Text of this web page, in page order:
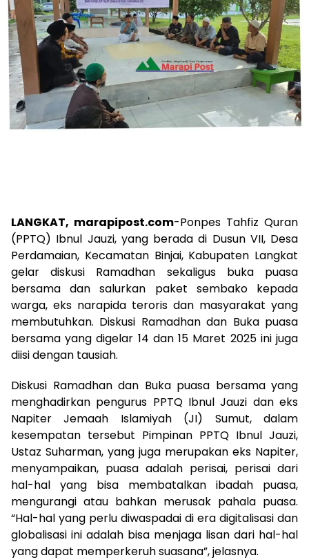
LANGKAT, marapipost.com-Ponpes Tahfiz Quran
(PPTQ) Ibnul Jauzi, yang berada di Dusun VII, Desa
Perdamaian, Kecamatan Binjai, Kabupaten Langkat
gelar diskusi Ramadhan sekaligus buka puasa
bersama dan salurkan paket sembako kepada
warga, eks narapida teroris dan masyarakat yang
membutuhkan. Diskusi Ramadhan dan Buka puasa
bersama yang digelar 14 dan 15 Maret 2025 ini juga
diisi dengan tausiah.
Diskusi Ramadhan dan Buka puasa bersama yang
menghadirkan pengurus PPTQ Ibnul Jauzi dan eks
Napiter Jemaah Islamiyah (JI) Sumut, dalam
kesempatan tersebut Pimpinan PPTQ Ibnul Jauzi,
Ustaz Suharman, yang juga merupakan eks Napiter,
menyampaikan, puasa adalah perisai, perisai dari
hal-hal yang bisa membatalkan ibadah puasa,
mengurangi atau bahkan merusak pahala puasa.
“Hal-hal yang perlu diwaspadai di era digitalisasi dan
globalisasi ini adalah bisa menjaga lisan dari hal-hal
yang dapat memperkeruh suasana”, jelasnya.